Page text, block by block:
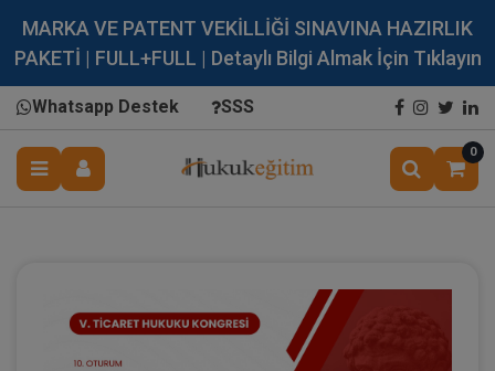
MARKA VE PATENT VEKİLLİĞİ SINAVINA HAZIRLIK
PAKETİ | FULL+FULL | Detaylı Bilgi Almak İçin Tıklayın
Whatsapp Destek SSS
0